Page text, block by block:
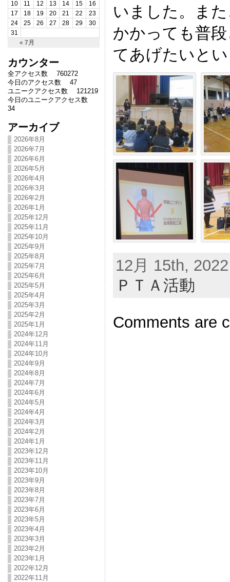
« 7月
10
11 12 13 14 15
16
17
18 19 20 21 22
23
24
25 26 27 28 29
30
31
カウンター
全アクセス数 760272
今日のアクセス数 47
ユニークアクセス数 121219
今日のユニークアクセス数
34
アーカイブ
2026年8月
2026年7月
2026年6月
2026年5月
2026年4月
2026年3月
2026年2月
2026年1月
2025年12月
2025年11月
2025年10月
2025年9月
2025年8月
2025年7月
2025年6月
2025年5月
2025年4月
2025年3月
2025年2月
2025年1月
2024年12月
2024年11月
2024年10月
2024年9月
2024年8月
2024年7月
2024年6月
2024年5月
2024年4月
2024年3月
2024年2月
2024年1月
2023年12月
2023年11月
2023年10月
2023年9月
2023年8月
2023年7月
2023年6月
2023年5月
2023年4月
2023年3月
2023年2月
2023年1月
2022年12月
2022年11月
いました。ま
かかっても普
てあげたいと
12月 15th,
ＰＴＡ活動
Comments are